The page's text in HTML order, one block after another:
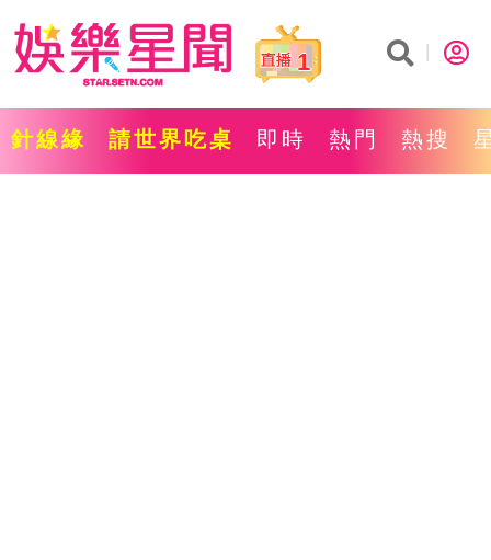
1
針線緣 請世界吃桌 即時 熱門 熱搜